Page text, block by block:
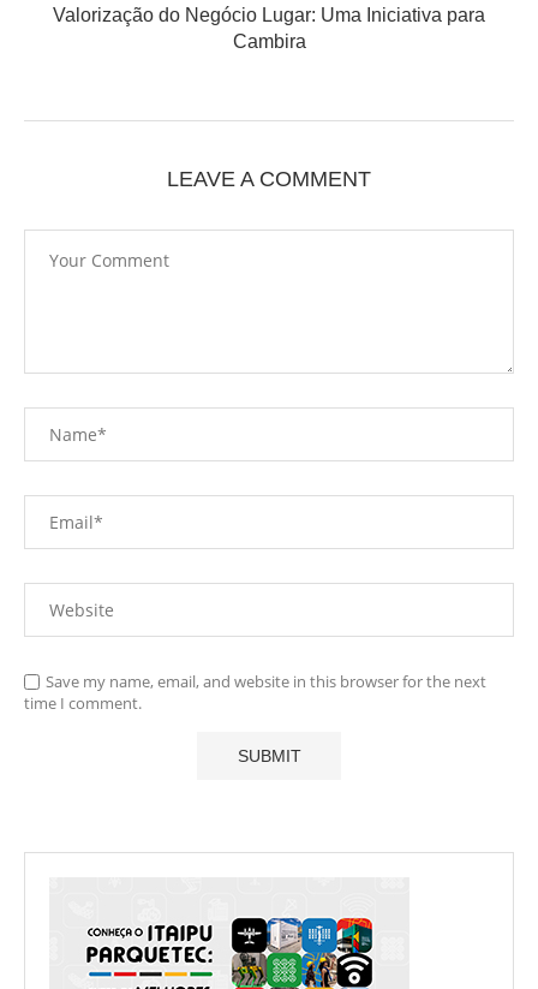
Valorização do Negócio Lugar: Uma Iniciativa para
Cambira
LEAVE A COMMENT
Save my name, email, and website in this browser for the next
time I comment.